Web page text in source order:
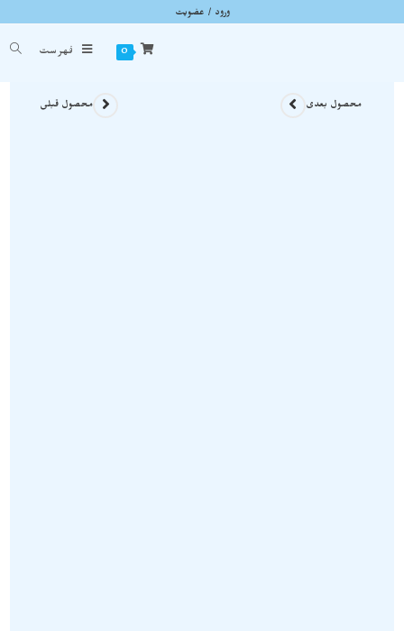
ورود / عضویت
0 فهرست
سنگ موکائیت راف نمونه استثنایی و زیبا و اصل و معدنی S1011
محصول قبلی محصول بعدی